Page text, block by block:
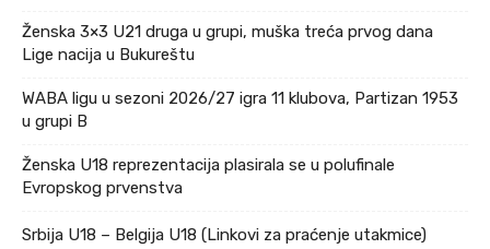
Ženska 3×3 U21 druga u grupi, muška treća prvog dana
Lige nacija u Bukureštu
WABA ligu u sezoni 2026/27 igra 11 klubova, Partizan 1953
u grupi B
Ženska U18 reprezentacija plasirala se u polufinale
Evropskog prvenstva
Srbija U18 – Belgija U18 (Linkovi za praćenje utakmice)